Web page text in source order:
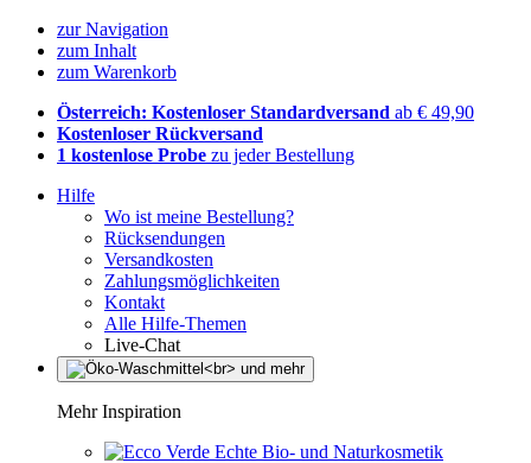
zur Navigation
zum Inhalt
zum Warenkorb
Österreich: Kostenloser Standardversand ab € 49,90
Kostenloser Rückversand
1 kostenlose Probe zu jeder Bestellung
Hilfe
Wo ist meine Bestellung?
Rücksendungen
Versandkosten
Zahlungsmöglichkeiten
Kontakt
Alle Hilfe-Themen
Live-Chat
Mehr Inspiration
Echte Bio- und Naturkosmetik